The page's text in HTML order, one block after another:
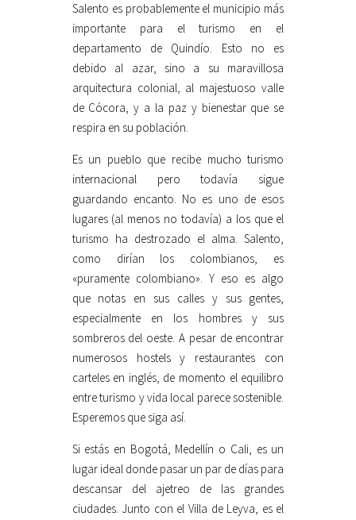
Salento es probablemente el municipio más
importante para el turismo en el
departamento de Quindío. Esto no es
debido al azar, sino a su maravillosa
arquitectura colonial, al majestuoso valle
de Cócora, y a la paz y bienestar que se
respira en su población.
Es un pueblo que recibe mucho turismo
internacional pero todavía sigue
guardando encanto. No es uno de esos
lugares (al menos no todavía) a los que el
turismo ha destrozado el alma. Salento,
como dirían los colombianos, es
«puramente colombiano». Y eso es algo
que notas en sus calles y sus gentes,
especialmente en los hombres y sus
sombreros del oeste. A pesar de encontrar
numerosos hostels y restaurantes con
carteles en inglés, de momento el equilibro
entre turismo y vida local parece sostenible.
Esperemos que siga así.
Si estás en Bogotá, Medellín o Cali, es un
lugar ideal donde pasar un par de días para
descansar del ajetreo de las grandes
ciudades. Junto con el Villa de Leyva, es el